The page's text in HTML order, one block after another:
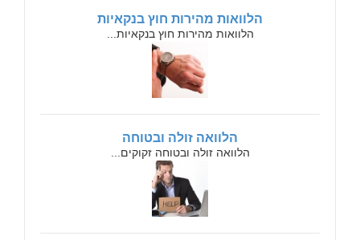
הלוואות מהירות חוץ בנקאיות
הלוואות מהירות חוץ בנקאיות...
הלוואה זולה ובטוחה
הלוואה זולה ובטוחה זקוקים...